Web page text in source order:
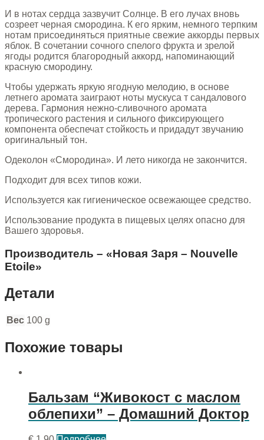
И в нотах сердца зазвучит Солнце. В его лучах вновь
созреет черная смородина. К его ярким, немного терпким
нотам присоединяться приятные свежие аккорды первых
яблок. В сочетании сочного спелого фрукта и зрелой
ягоды родится благородный аккорд, напоминающий
красную смородину.
Чтобы удержать яркую ягодную мелодию, в основе
летнего аромата заиграют ноты мускуса т сандалового
дерева. Гармония нежно-сливочного аромата
тропического растения и сильного фиксирующего
компонента обеспечат стойкость и придадут звучанию
оригинальный тон.
Одеколон «Смородина». И лето никогда не закончится.
Подходит для всех типов кожи.
Используется как гигиеническое освежающее средство.
Использование продукта в пищевых целях опасно для
Вашего здоровья.
Производитель – «Новая Заря – Nouvelle
Etoile»
Детали
Вес 100 g
Похожие товары
Бальзам “Живокост с маслом
облепихи” – Домашний Доктор